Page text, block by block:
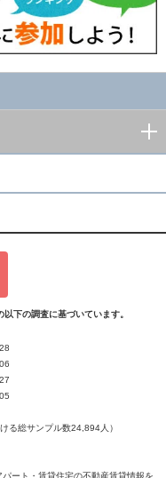
下の調査に基づいています。
る総サンプル数24,894人）
ート・賃貸住宅の不動産賃貸情報を